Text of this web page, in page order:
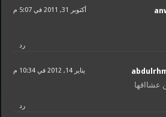
أكتوبر 31, 2011 في 5:07 م
رد
يناير 14, 2012 في 10:34 م
عشااقها
رد